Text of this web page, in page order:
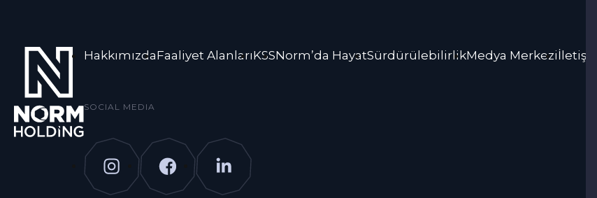
HakkımızdaFaaliyet AlanlarıKSSNorm’da HayatSürdürülebilirlikMedya Merkezi İletişim
SOCIAL MEDIA